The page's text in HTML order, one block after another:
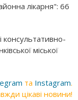
лікарня": 66
міської
та Instagram.
цікаві новини!